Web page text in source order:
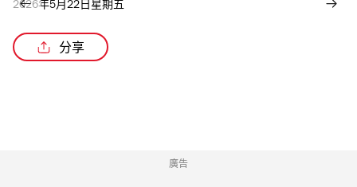
2026年5月22日星期五
分享
廣告